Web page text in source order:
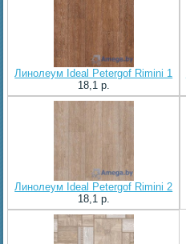
Линолеум Ideal Petergof Rimini 1
18,1 p.
Линолеум Ideal Petergof Rimini 2
18,1 p.